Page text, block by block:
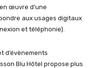
œuvre d’une
aux usages digitaux
et téléphonie).
d’évènements
Blu Hôtel propose plus